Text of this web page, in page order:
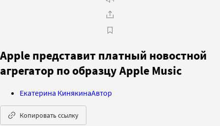
Apple представит платный новостной
агрегатор по образцу Apple Music
Екатерина КинякинаАвтор
Копировать ссылку